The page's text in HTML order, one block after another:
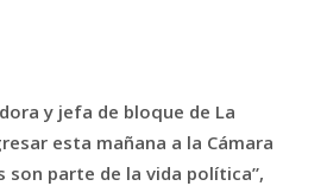
y jefa de bloque de La
esta mañana a la Cámara
son parte de la vida política”,